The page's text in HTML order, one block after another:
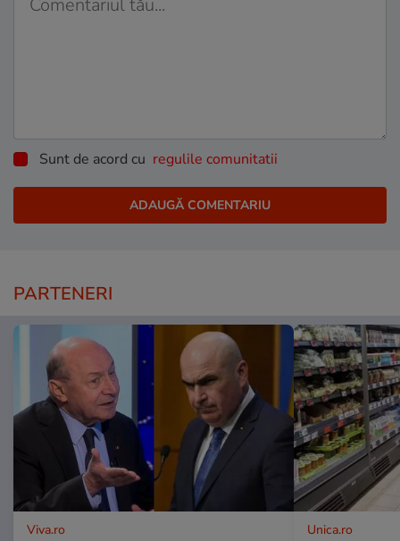
Sunt de acord cu regulile comunitatii
PARTENERI
Viva.ro Unica.ro